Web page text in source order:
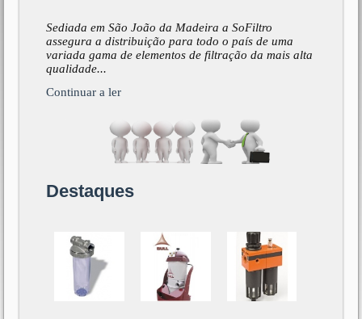
Sediada em São João da Madeira a SoFiltro
assegura a distribuição para todo o país de uma
variada gama de elementos de filtração da mais alta
qualidade...
Continuar a ler
Destaques